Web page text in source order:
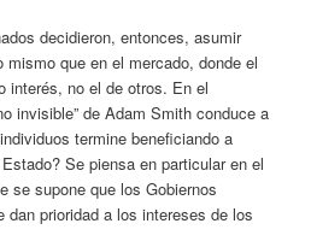
decidieron, entonces, asumir
que en el mercado, donde el
interés, no el de otros. En el
invisible” de Adam Smith conduce a
termine beneficiando a
Se piensa en particular en el
se supone que los Gobiernos
dan prioridad a los intereses de los